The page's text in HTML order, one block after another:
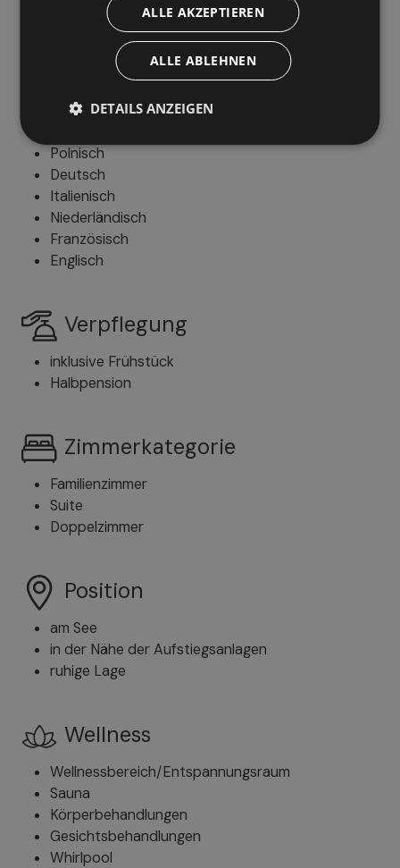
Was wird geboten
Polnisch
Deutsch
Italienisch
Niederländisch
Französisch
Englisch
Verpflegung
inklusive Frühstück
Halbpension
Zimmerkategorie
Familienzimmer
Suite
Doppelzimmer
Position
am See
in der Nähe der Aufstiegsanlagen
ruhige Lage
Wellness
Wellnessbereich/Entspannungsraum
Sauna
Körperbehandlungen
Gesichtsbehandlungen
Whirlpool
ALLE AKZEPTIEREN
ALLE ABLEHNEN
DETAILS ANZEIGEN